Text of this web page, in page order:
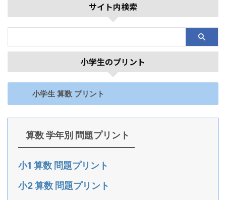
サイト内検索
小学生のプリント
小学生 算数 プリント
算数 学年別 問題プリント
小1 算数 問題プリント
小2 算数 問題プリント